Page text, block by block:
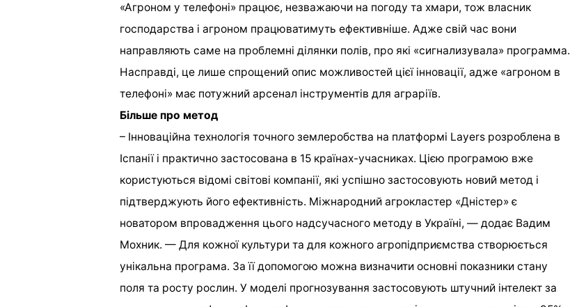
«Агроном у телефоні» працює, незважаючи на погоду та хмари, тож власник
господарства і агроном працюватимуть ефективніше. Адже свій час вони
направляють саме на проблемні ділянки полів, про які «сигнализувала» программа.
Насправді, це лише спрощений опис можливостей цієї інновації, адже «агроном в
телефоні» має потужний арсенал інструментів для аграріїв.
Більше про метод
– Інноваційна технологія точного землеробства на платформі Layers розроблена в
Іспанії і практично застосована в 15 країнах-учасниках. Цією програмою вже
користуються відомі світові компанії, які успішно застосовують новий метод і
підтверджують його ефективність. Міжнародний агрокластер «Дністер» є
новатором впровадження цього надсучасного методу в Україні, — додає Вадим
Мохник. — Для кожної культури та для кожного агропідприємства створюється
унікальна програма. За її допомогою можна визначити основні показники стану
поля та росту рослин. У моделі прогнозування застосовують штучний інтелект за